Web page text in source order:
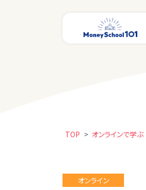
TOP > オンラインで学ぶ
オンライン